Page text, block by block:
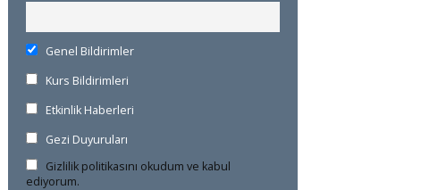
Genel Bildirimler
Kurs Bildirimleri
Etkinlik Haberleri
Gezi Duyuruları
Gizlilik politikasını okudum ve kabul
ediyorum.